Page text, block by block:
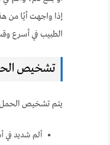
إذا واجهت أيًا من
الطبيب في أسرع
تشخيص
يتم تشخيص الحمل
ألم شديد في